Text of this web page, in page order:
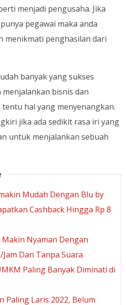
menjadi pengusaha. Jika
pegawai maka anda
menikmati penghasilan dari
banyak yang sukses
bisnis dan
hal yang menyenangkan.
jika ada sedikit rasa iri yang
untuk menjalankan sebuah
Mudah Dengan Blu by
Cashback Hingga Rp 8
Nyaman Dengan
Dan Tanpa Suara
Paling Banyak Diminati di
Paling Laris 2022, Belum